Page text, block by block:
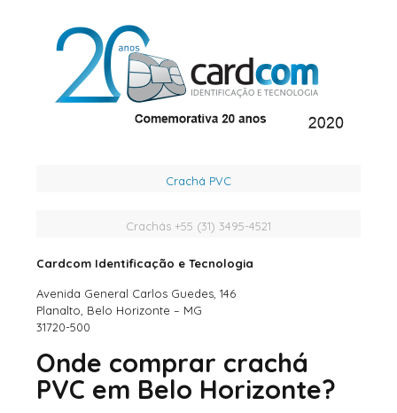
Crachá PVC
Crachás +55 (31) 3495-4521
Cardcom Identificação e Tecnologia
Avenida General Carlos Guedes, 146
Planalto, Belo Horizonte – MG
31720-500
Onde comprar crachá
PVC em Belo Horizonte?